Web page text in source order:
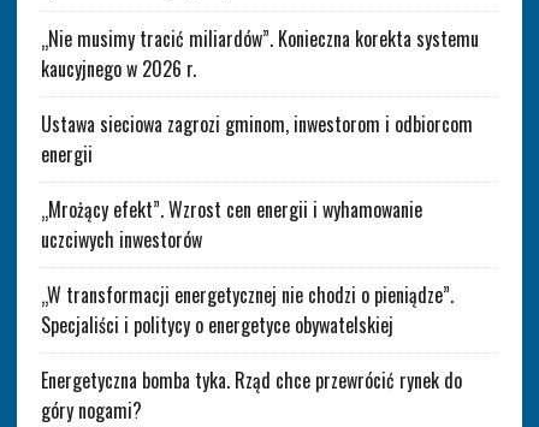
„Nie musimy tracić miliardów”. Konieczna korekta systemu
kaucyjnego w 2026 r.
Ustawa sieciowa zagrozi gminom, inwestorom i odbiorcom
energii
„Mrożący efekt”. Wzrost cen energii i wyhamowanie
uczciwych inwestorów
„W transformacji energetycznej nie chodzi o pieniądze”.
Specjaliści i politycy o energetyce obywatelskiej
Energetyczna bomba tyka. Rząd chce przewrócić rynek do
góry nogami?